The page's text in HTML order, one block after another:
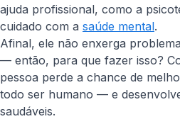
ajuda profissional, como a
cuidado com a saúde mental.
Afinal, ele não enxerga
— então, para que fazer isso?
pessoa perde a chance de
todo ser humano — e
saudáveis.